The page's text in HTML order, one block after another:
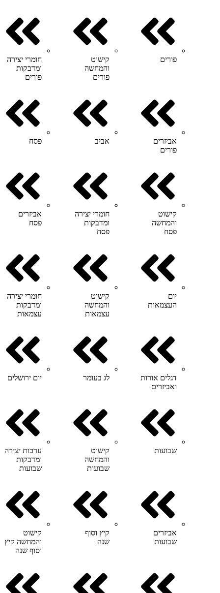
פורים
קישוט
והמחשה
פורים
חומרי יצירה
ומדבקות
פורים
אביזרים
פורים
אביב פסח
קישוט
והמחשה
פסח
חומרי יצירה
ומדבקות
פסח
אביזרים
פסח
יום
העצמאות
קישוט
והמחשה
עצמאות
חומרי יצירה
ומדבקות
עצמאות
דגלים אורות
ואביזרים
לג בעומר יום ירושלים
שבועות
קישוט
והמחשה
שבועות
ערכות יצירה
ומדבקות
שבועות
אביזרים
שבועות
קיץ וסוף
שנה
קישוט
והמחשה קיץ
וסוף שנה